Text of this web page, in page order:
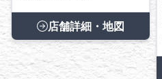
店舗詳細・地図